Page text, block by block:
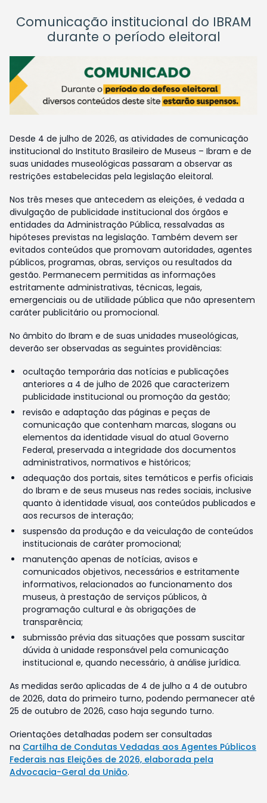
Comunicação institucional do IBRAM
durante o período eleitoral
Desde 4 de julho de 2026, as atividades de comunicação
institucional do Instituto Brasileiro de Museus – Ibram e de
suas unidades museológicas passaram a observar as
restrições estabelecidas pela legislação eleitoral.
Nos três meses que antecedem as eleições, é vedada a
divulgação de publicidade institucional dos órgãos e
entidades da Administração Pública, ressalvadas as
hipóteses previstas na legislação. Também devem ser
evitados conteúdos que promovam autoridades, agentes
públicos, programas, obras, serviços ou resultados da
gestão. Permanecem permitidas as informações
estritamente administrativas, técnicas, legais,
emergenciais ou de utilidade pública que não apresentem
caráter publicitário ou promocional.
No âmbito do Ibram e de suas unidades museológicas,
deverão ser observadas as seguintes providências:
ocultação temporária das notícias e publicações
anteriores a 4 de julho de 2026 que caracterizem
publicidade institucional ou promoção da gestão;
revisão e adaptação das páginas e peças de
comunicação que contenham marcas, slogans ou
elementos da identidade visual do atual Governo
Federal, preservada a integridade dos documentos
administrativos, normativos e históricos;
adequação dos portais, sites temáticos e perfis oficiais
do Ibram e de seus museus nas redes sociais, inclusive
quanto à identidade visual, aos conteúdos publicados e
aos recursos de interação;
suspensão da produção e da veiculação de conteúdos
institucionais de caráter promocional;
manutenção apenas de notícias, avisos e
comunicados objetivos, necessários e estritamente
informativos, relacionados ao funcionamento dos
museus, à prestação de serviços públicos, à
programação cultural e às obrigações de
transparência;
submissão prévia das situações que possam suscitar
dúvida à unidade responsável pela comunicação
institucional e, quando necessário, à análise jurídica.
As medidas serão aplicadas de 4 de julho a 4 de outubro
de 2026, data do primeiro turno, podendo permanecer até
25 de outubro de 2026, caso haja segundo turno.
Orientações detalhadas podem ser consultadas
na Cartilha de Condutas Vedadas aos Agentes Públicos
Federais nas Eleições de 2026, elaborada pela
Advocacia-Geral da União.